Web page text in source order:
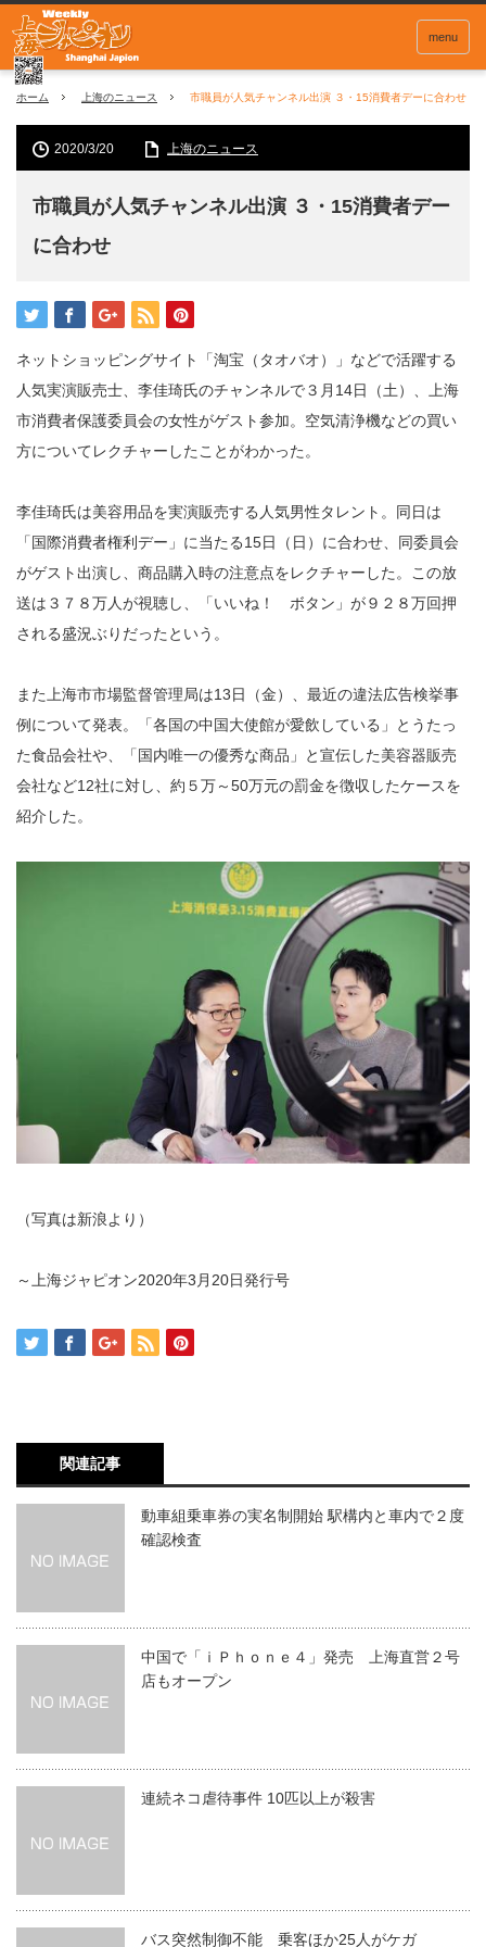
menu
ホーム 上海のニュース 市職員が人気チャンネル出演 ３・15消費者デーに合わせ
2020/3/20 上海のニュース
市職員が人気チャンネル出演 ３・15消費者デー
に合わせ
ネットショッピングサイト「淘宝（タオバオ）」などで活躍する
人気実演販売士、李佳琦氏のチャンネルで３月14日（土）、上海
市消費者保護委員会の女性がゲスト参加。空気清浄機などの買い
方についてレクチャーしたことがわかった。
李佳琦氏は美容用品を実演販売する人気男性タレント。同日は
「国際消費者権利デー」に当たる15日（日）に合わせ、同委員会
がゲスト出演し、商品購入時の注意点をレクチャーした。この放
送は３７８万人が視聴し、「いいね！ ボタン」が９２８万回押
される盛況ぶりだったという。
また上海市市場監督管理局は13日（金）、最近の違法広告検挙事
例について発表。「各国の中国大使館が愛飲している」とうたっ
た食品会社や、「国内唯一の優秀な商品」と宣伝した美容器販売
会社など12社に対し、約５万～50万元の罰金を徴収したケースを
紹介した。
（写真は新浪より）
～上海ジャピオン2020年3月20日発行号
関連記事
動車組乗車券の実名制開始 駅構内と車内で２度
確認検査
中国で「ｉＰｈｏｎｅ４」発売 上海直営２号
店もオープン
連続ネコ虐待事件 10匹以上が殺害
バス突然制御不能 乗客ほか25人がケガ